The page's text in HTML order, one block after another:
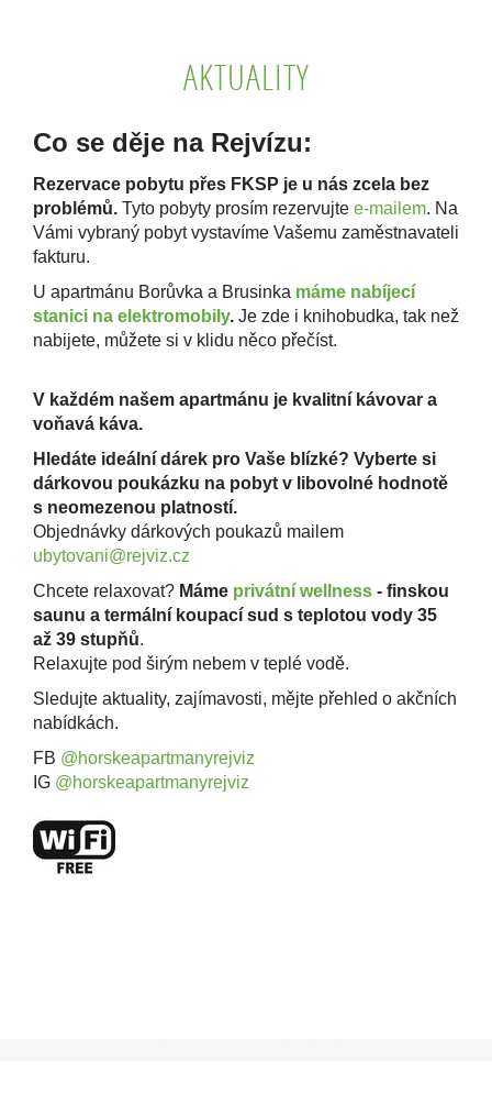
AKTUALITY
Co se děje na Rejvízu:
Rezervace pobytu přes FKSP je u nás zcela bez
problémů. Tyto pobyty prosím rezervujte e-mailem. Na
Vámi vybraný pobyt vystavíme Vašemu zaměstnavateli
fakturu.
U apartmánu Borůvka a Brusinka máme nabíjecí
stanici na elektromobily. Je zde i knihobudka, tak než
nabijete, můžete si v klidu něco přečíst.
V každém našem apartmánu je kvalitní kávovar a
voňavá káva.
Hledáte ideální dárek pro Vaše blízké? Vyberte si
dárkovou poukázku na pobyt v libovolné hodnotě
s neomezenou platností.
Objednávky dárkových poukazů mailem
ubytovani@rejviz.cz
Chcete relaxovat? Máme privátní wellness - finskou
saunu a termální koupací sud s teplotou vody 35
až 39 stupňů.
Relaxujte pod širým nebem v teplé vodě.
Sledujte aktuality, zajímavosti, mějte přehled o akčních
nabídkách.
FB @horskeapartmanyrejviz
IG @horskeapartmanyrejviz